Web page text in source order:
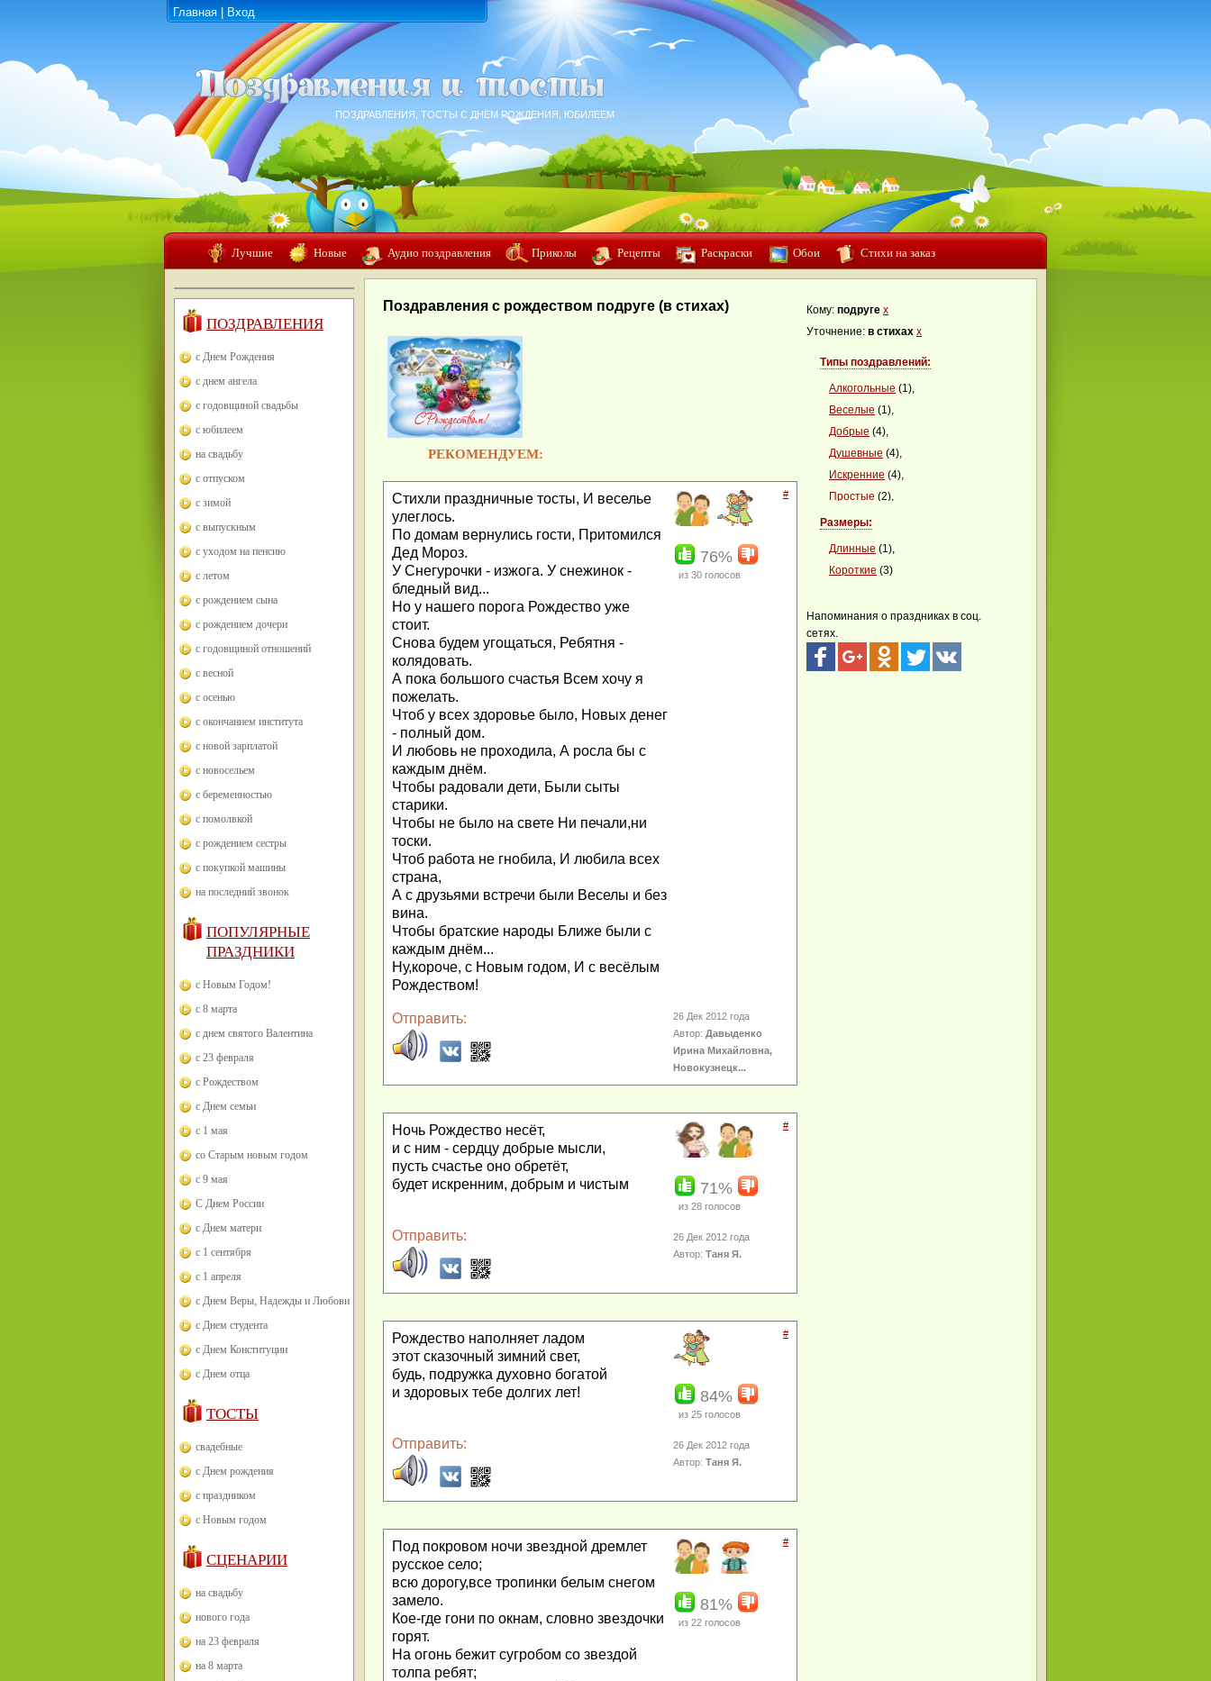
Главная Вход
ПОЗДРАВЛЕНИЯ, ТОСТЫ С ДНЁМ РОЖДЕНИЯ, ЮБИЛЕЕМ
Лучшие Новые Аудио поздравления Приколы Рецепты Раскраски Обои Стихи на заказ
ПОЗДРАВЛЕНИЯ
с Днем Рождения
с днем ангела
с годовщиной свадьбы
с юбилеем
на свадьбу
с отпуском
с зимой
с выпускным
с уходом на пенсию
с летом
с рождением сына
с рождением дочери
с годовщиной отношений
с весной
с осенью
с окончанием института
с новой зарплатой
с новосельем
с беременностью
с помолвкой
с рождением сестры
с покупкой машины
на последний звонок
ПОПУЛЯРНЫЕ
ПРАЗДНИКИ
с Новым Годом!
с 8 марта
с днем святого Валентина
с 23 февраля
с Рождеством
с Днем семьи
с 1 мая
со Старым новым годом
с 9 мая
С Днем России
с Днем матери
с 1 сентября
с 1 апреля
с Днем Веры, Надежды и Любови
с Днем студента
с Днем Конституции
с Днем отца
ТОСТЫ
свадебные
с Днем рождения
с праздником
с Новым годом
СЦЕНАРИИ
на свадьбу
нового года
на 23 февраля
на 8 марта
Поздравления с рождеством подруге (в стихах)
РЕКОМЕНДУЕМ:
Стихли праздничные тосты, И веселье
улеглось.
По домам вернулись гости, Притомился
Дед Мороз.
У Снегурочки - изжога. У снежинок -
бледный вид...
Но у нашего порога Рождество уже
стоит.
Снова будем угощаться, Ребятня -
колядовать.
А пока большого счастья Всем хочу я
пожелать.
Чтоб у всех здоровье было, Новых денег
- полный дом.
И любовь не проходила, А росла бы с
каждым днём.
Чтобы радовали дети, Были сыты
старики.
Чтобы не было на свете Ни печали,ни
тоски.
Чтоб работа не гнобила, И любила всех
страна,
А с друзьями встречи были Веселы и без
вина.
Чтобы братские народы Ближе были с
каждым днём...
Ну,короче, с Новым годом, И с весёлым
Рождеством!
#
76%
из 30 голосов
Отправить:
26 Дек 2012 года
Автор:Давыденко
Ирина Михайловна,
Новокузнецк...
Ночь Рождество несёт,
и с ним - сердцу добрые мысли,
пусть счастье оно обретёт,
будет искренним, добрым и чистым
#
71%
из 28 голосов
Отправить:
26 Дек 2012 года
Автор:Таня Я.
Рождество наполняет ладом
этот сказочный зимний свет,
будь, подружка духовно богатой
и здоровых тебе долгих лет!
#
84%
из 25 голосов
Отправить:
26 Дек 2012 года
Автор:Таня Я.
Под покровом ночи звездной дремлет
русское село;
всю дорогу,все тропинки белым снегом
замело.
Кое-где гони по окнам, словно звездочки
горят.
На огонь бежит сугробом со звездой
толпа ребят;
#
81%
из 22 голосов
Кому: подруге x
Уточнение: в стихах x
Типы поздравлений:
Алкогольные (1),
Веселые (1),
Добрые (4),
Душевные (4),
Искренние (4),
Простые (2),
Сердечные
Христианские
(2)
Размеры:
Длинные (1),
Короткие (3)
Напоминания о праздниках в соц.
сетях.